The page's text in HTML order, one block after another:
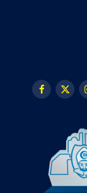
Facebook
X